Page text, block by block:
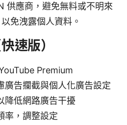
供應商，避免無料或不明來
免洩露個人資料。
速版）
Premium
廣告攔截與個人化廣告設定
降低網路廣告干擾
率，調整設定